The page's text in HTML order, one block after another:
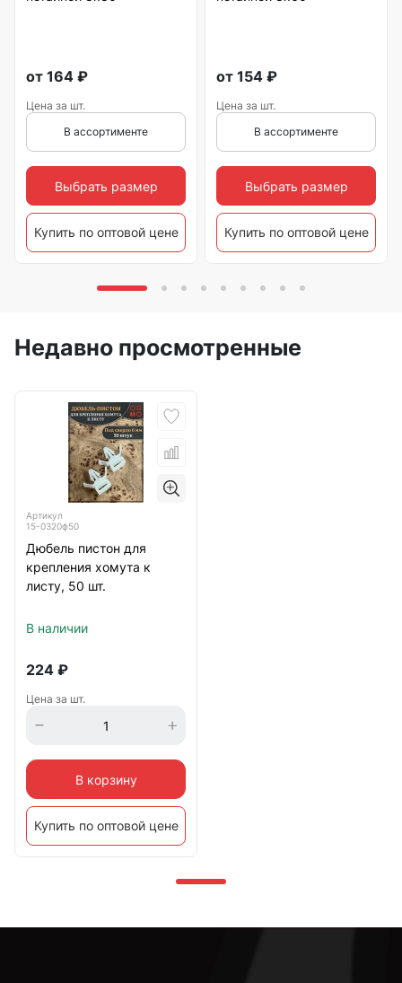
от 164 ₽
Цена за шт.
В ассортименте
Выбрать размер
Купить по оптовой цене
от 154 ₽
Цена за шт.
В ассортименте
Выбрать размер
Купить по оптовой цене
Недавно просмотренные
Артикул
15-0320ф50
Дюбель пистон для
крепления хомута к
листу, 50 шт.
В наличии
224 ₽
Цена за шт.
В корзину
Купить по оптовой цене